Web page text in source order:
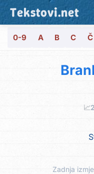
Tekstovi.net
0-9 A B C Č
📈
Zadnja